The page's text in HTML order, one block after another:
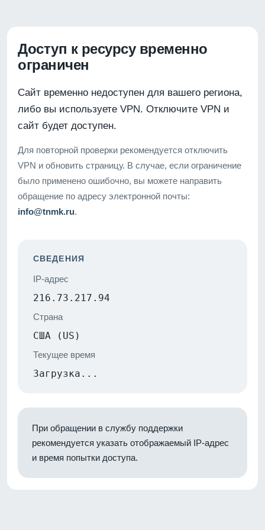
Доступ к ресурсу временно
ограничен
Сайт временно недоступен для вашего региона,
либо вы используете VPN. Отключите VPN и
сайт будет доступен.
Для повторной проверки рекомендуется отключить
VPN и обновить страницу. В случае, если ограничение
было применено ошибочно, вы можете направить
обращение по адресу электронной почты:
info@tnmk.ru.
СВЕДЕНИЯ
IP-адрес
216.73.217.94
Страна
США (US)
Текущее время
Загрузка...
При обращении в службу поддержки
рекомендуется указать отображаемый IP-адрес
и время попытки доступа.